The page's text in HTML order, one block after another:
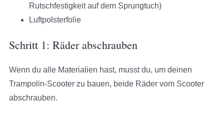
Rutschfestigkeit auf dem Sprungtuch)
Luftpolsterfolie
Schritt 1: Räder abschrauben
Wenn du alle Materialien hast, musst du, um deinen
Trampolin-Scooter zu bauen, beide Räder vom Scooter
abschrauben.